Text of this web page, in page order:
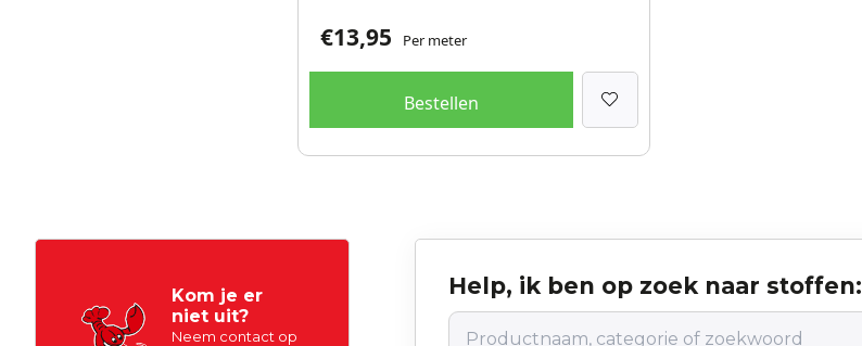
€13,95 Per meter
Bestellen
Kom je er
niet uit?
Neem contact op
Help, ik ben op zoek naar stoffen: